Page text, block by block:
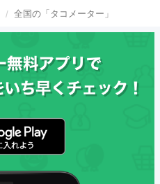
全国の「タコメーター」